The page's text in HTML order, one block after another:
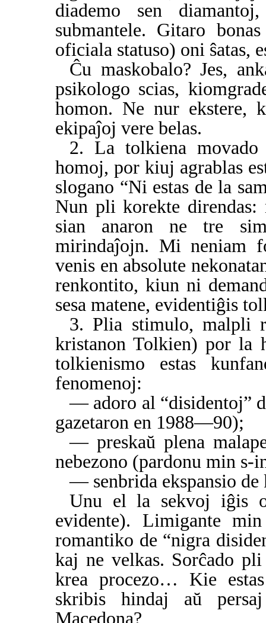
diademo sen
submantele. Gitaro
oficiala statuso) oni ŝatas,
Ĉu maskobalo? Jes,
psikologo scias,
homon. Ne nur ekstere,
ekipaĵoj vere belas.
2. La tolkiena movado
homoj, por kiuj agrablas
slogano “Ni estas de la
Nun pli korekte direndas:
sian anaron ne tre
mirindaĵojn. Mi neniam
venis en absolute
renkontito, kiun ni
sesa matene, evidentiĝis
3. Plia stimulo, malpli
kristanon Tolkien) por la
tolkienismo estas
fenomenoj:
— adoro al “disidentoj”
gazetaron en 1988—90);
— preskaŭ plena
nebezono (pardonu min s-
— senbrida ekspansio
Unu el la sekvoj iĝis
evidente). Limigante
romantiko de “nigra
kaj ne velkas. Sorĉado
krea procezo… Kie
skribis hindaj aŭ
Macedona?